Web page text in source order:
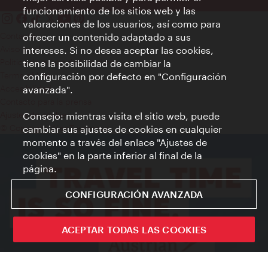
Contacto
Aviso legal
Política de privacidad de datos
Terms of Use
Accesibilidad
Ajustes de cookie
© Copyright WienTourismus
funcionamiento de los sitios web y las
valoraciones de los usuarios, así como para
ofrecer un contenido adaptado a sus
intereses. Si no desea aceptar las cookies,
tiene la posibilidad de cambiar la
configuración por defecto en "Configuración
avanzada".
Consejo: mientras visita el sitio web, puede
cambiar sus ajustes de cookies en cualquier
momento a través del enlace "Ajustes de
cookies" en la parte inferior al final de la
página.
CONFIGURACIÓN AVANZADA
ACEPTAR TODAS LAS COOKIES